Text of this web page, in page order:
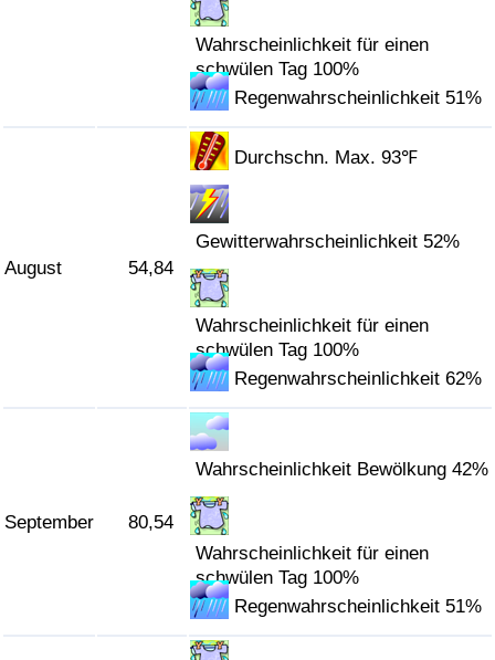
Wahrscheinlichkeit für einen
schwülen Tag 100%
Regenwahrscheinlichkeit 51%
August 54,84
Durchschn. Max. 93℉
Gewitterwahrscheinlichkeit 52%
Wahrscheinlichkeit für einen
schwülen Tag 100%
Regenwahrscheinlichkeit 62%
September 80,54
Wahrscheinlichkeit Bewölkung 42%
Wahrscheinlichkeit für einen
schwülen Tag 100%
Regenwahrscheinlichkeit 51%